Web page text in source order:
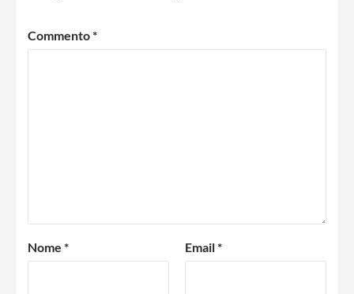
Commento*
Nome * Email*